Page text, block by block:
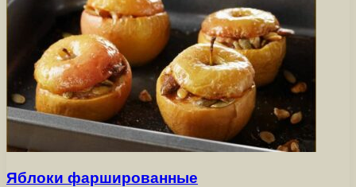
Яблоки фаршированные